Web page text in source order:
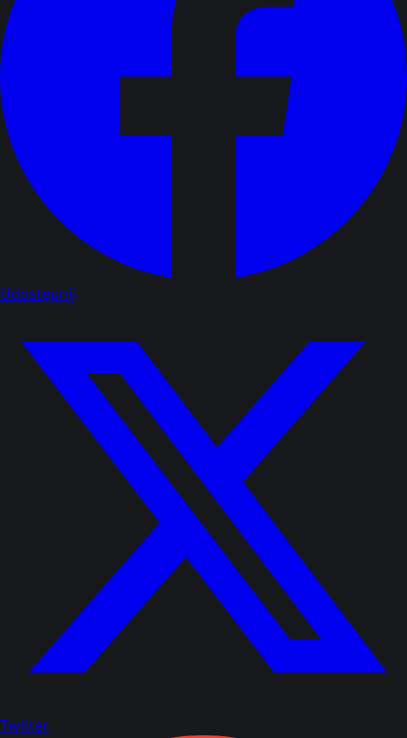
Udostępnij
Twitter